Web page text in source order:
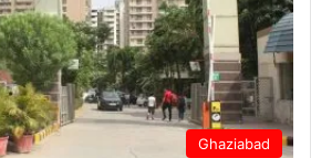
Ghaziabad